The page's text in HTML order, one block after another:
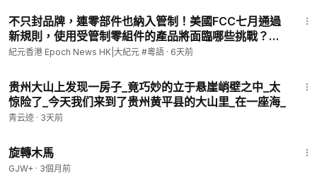
不只封品牌，連零部件也納入管制！美國FCC七月通過
新規則，使用受管制零組件的產品將面臨哪些挑戰？這
波科技供應鏈變局，又會影響哪些企業？l#紀元香港 粵
紀元香港 Epoch News HK|大紀元 #粵語 · 6天前
贵州大山上发现一房子_竟巧妙的立于悬崖峭壁之中_太
惊险了_今天我们来到了贵州黄平县的大山里_在一座海_
青云迹 · 3天前
旋轉木馬
GJW+ · 3個月前